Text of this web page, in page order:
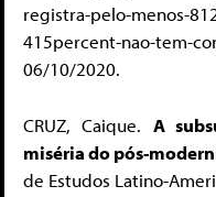
registra-pelo-menos-
415percent-nao-tem-
06/10/2020.
CRUZ, Caique. A
miséria do pós-
de Estudos Latino-